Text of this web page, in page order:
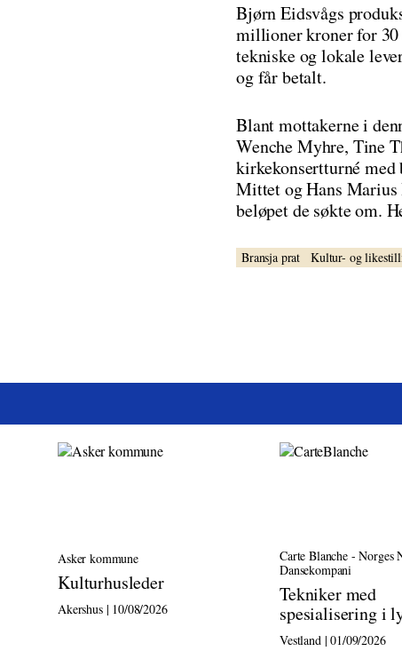
Bjørn Eidsvågs
millioner kroner for 30
tekniske og lokale
og får betalt.
Blant mottakerne i
Wenche Myhre, Tine
kirkekonsertturné med
Mittet og Hans
beløpet de søkte om.
Bransja prat Kultur- og
Asker kommune
Kulturhusleder
Akershus | 10/08/2026
Carte Blanche - Norges
Dansekompani
Tekniker med
spesialisering i
Vestland | 01/09/2026